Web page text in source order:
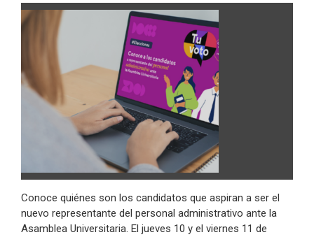
Conoce quiénes son los candidatos que aspiran a ser el
nuevo representante del personal administrativo ante la
Asamblea Universitaria. El jueves 10 y el viernes 11 de